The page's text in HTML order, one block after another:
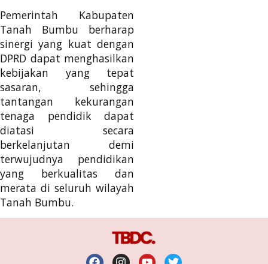
Pemerintah Kabupaten
Tanah Bumbu berharap
sinergi yang kuat dengan
DPRD dapat menghasilkan
kebijakan yang tepat
sasaran, sehingga
tantangan kekurangan
tenaga pendidik dapat
diatasi secara
berkelanjutan demi
terwujudnya pendidikan
yang berkualitas dan
merata di seluruh wilayah
Tanah Bumbu.